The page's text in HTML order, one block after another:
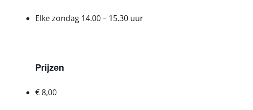
Elke zondag 14.00 – 15.30 uur
Prijzen
€ 8,00